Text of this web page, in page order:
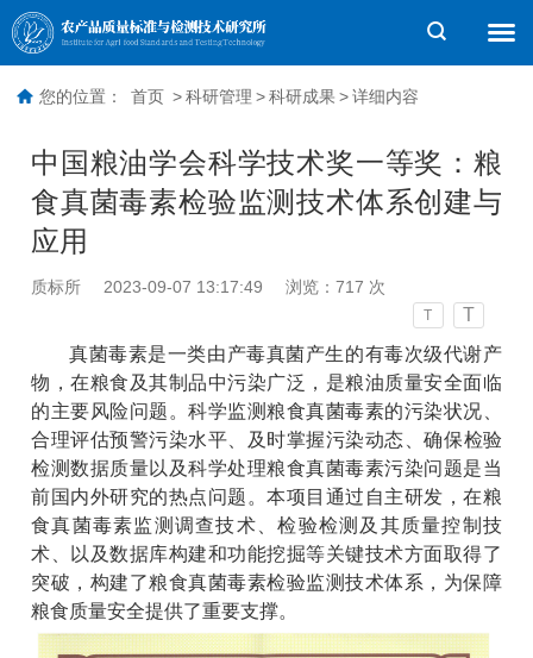
您的位置： 首页 > 科研管理 > 科研成果 > 详细内容
中国粮油学会科学技术奖一等奖：粮
食真菌毒素检验监测技术体系创建与
应用
质标所 2023-09-07 13:17:49 浏览：717 次
T
T
真菌毒素是一类由产毒真菌产生的有毒次级代谢产
物，在粮食及其制品中污染广泛， 是粮油质量安全面临
的主要风险问题 。科学监测粮食真菌毒素的污染状况
合理评估预警污染水平 及时掌握污染动态 、确保检验
检测数据质量以及科学处理粮食真菌毒素污染问题是当
前国内外研究的热点问题 。本项目通过自主研发，在粮
食真菌毒素监测调查技术 、检验检测及其质量控制技
术
以及数据库构建和功能挖掘等关键技术方面取得了
突破 ，构建了粮食真菌毒素检验监测技术体系， 为保障
粮食质量安全提供了重要支撑。